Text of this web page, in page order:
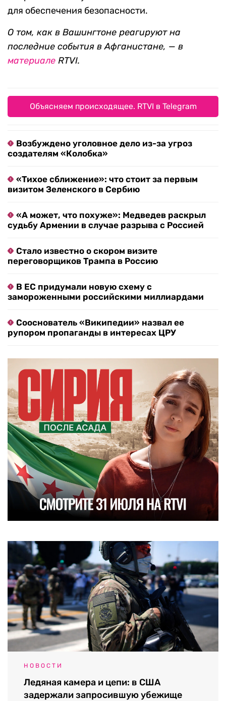
для обеспечения безопасности.
О том, как в Вашингтоне реагируют на
последние события в Афганистане, — в
материале RTVI.
Объясняем происходящее. RTVI в Telegram
Возбуждено уголовное дело из-за угроз
создателям «Колобка»
«Тихое сближение»: что стоит за первым
визитом Зеленского в Сербию
«А может, что похуже»: Медведев раскрыл
судьбу Армении в случае разрыва с Россией
Стало известно о скором визите
переговорщиков Трампа в Россию
В ЕС придумали новую схему с
замороженными российскими миллиардами
Сооснователь «Википедии» назвал ее
рупором пропаганды в интересах ЦРУ
НОВОСТИ
Ледяная камера и цепи: в США
задержали запросившую убежище